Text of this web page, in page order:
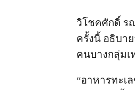
วิโชคศักดิ์ ร
ครั้งนี้ อธิบา
คนบางกลุ่ม
“อาหารทะเ